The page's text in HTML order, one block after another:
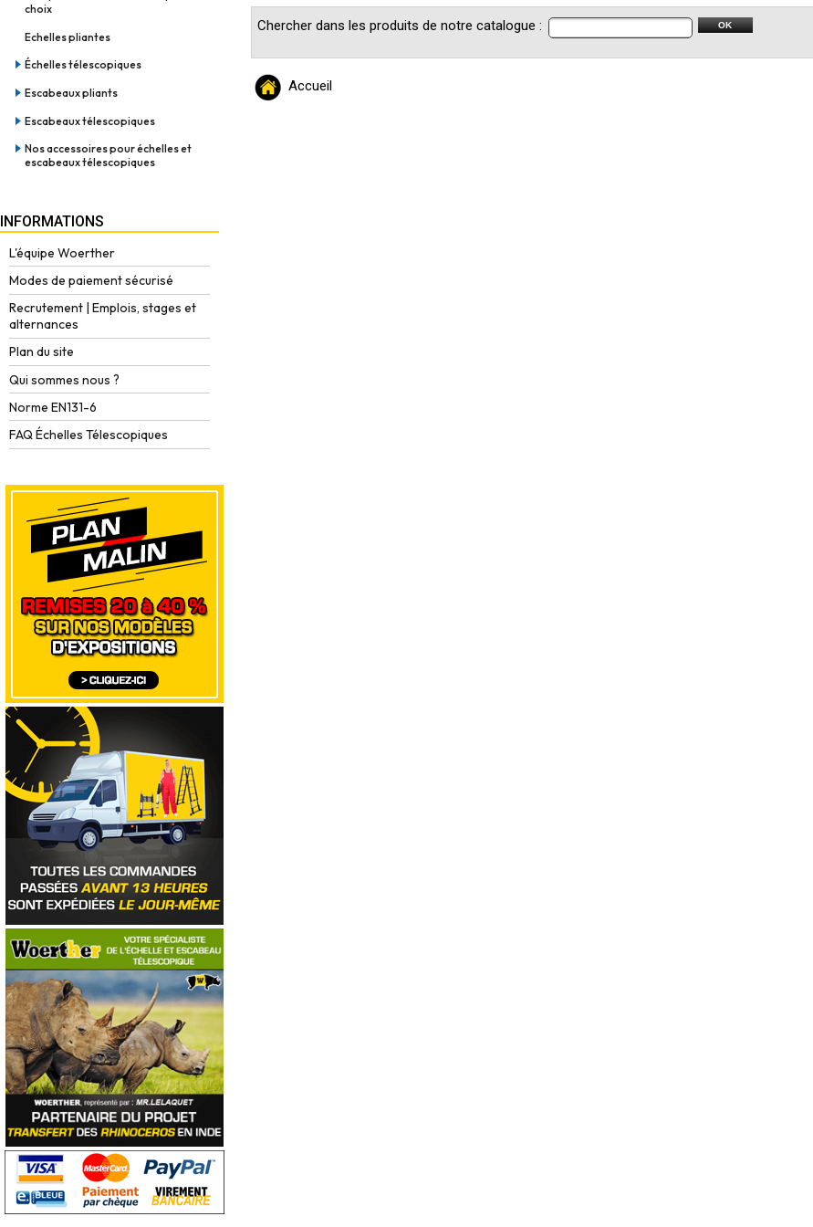
choix
Echelles pliantes
Échelles télescopiques
Escabeaux pliants
Escabeaux télescopiques
Nos accessoires pour échelles et
escabeaux télescopiques
INFORMATIONS
L'équipe Woerther
Modes de paiement sécurisé
Recrutement | Emplois, stages et
alternances
Plan du site
Qui sommes nous ?
Norme EN131-6
FAQ Échelles Télescopiques
Chercher dans les produits de notre catalogue :
Accueil